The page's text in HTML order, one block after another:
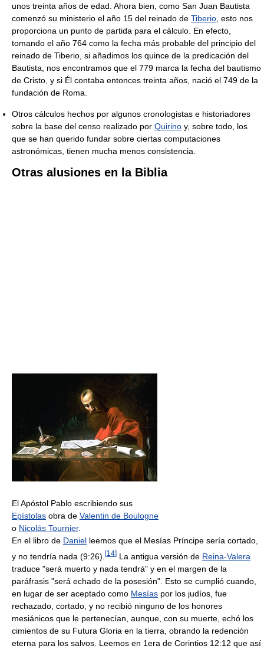
unos treinta años de edad. Ahora bien, como San Juan Bautista
comenzó su ministerio el año 15 del reinado de Tiberio , esto nos
proporciona un punto de partida para el cálculo. En efecto,
tomando el año 764 como la fecha más probable del principio del
reinado de Tiberio, si añadimos los quince de la predicación del
Bautista, nos encontramos que el 779 marca la fecha del bautismo
de Cristo, y si Él contaba entonces treinta años, nació el 749 de la
fundación de Roma.
Otros cálculos hechos por algunos cronologistas e historiadores
sobre la base del censo realizado por Quirino y, sobre todo, los
que se han querido fundar sobre ciertas computaciones
astronómicas, tienen mucha menos consistencia.
Otras alusiones en la Biblia
El Apóstol Pablo escribiendo sus
Epístolas obra de Valentin de Boulogne
o Nicolás Tournier.
En el libro de Daniel leemos que el Mesías Príncipe sería cortado,
y no tendría nada (9:26). [14] La antigua versión de Reina-Valera
traduce "será muerto y nada tendrá" y en el margen de la
paráfrasis "será echado de la posesión". Esto se cumplió cuando,
en lugar de ser aceptado como Mesías por los judíos, fue
rechazado, cortado, y no recibió ninguno de los honores
mesiánicos que le pertenecían, aunque, con su muerte, echó los
cimientos de su Futura Gloria en la tierra, obrando la redención
eterna para los salvos. Leemos en 1era de Corintios 12:12 que así